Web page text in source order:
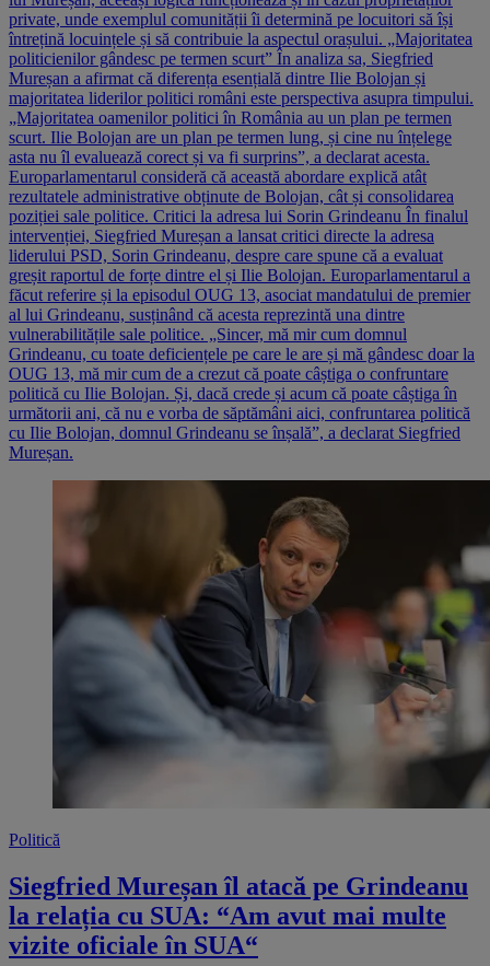
private, unde exemplul comunității îi determină pe locuitori să își
întrețină locuințele și să contribuie la aspectul orașului. „Majoritatea
politicienilor gândesc pe termen scurt” În analiza sa, Siegfried
Mureșan a afirmat că diferența esențială dintre Ilie Bolojan și
majoritatea liderilor politici români este perspectiva asupra timpului.
„Majoritatea oamenilor politici în România au un plan pe termen
scurt. Ilie Bolojan are un plan pe termen lung, și cine nu înțelege
asta nu îl evaluează corect și va fi surprins”, a declarat acesta.
Europarlamentarul consideră că această abordare explică atât
rezultatele administrative obținute de Bolojan, cât și consolidarea
poziției sale politice. Critici la adresa lui Sorin Grindeanu În finalul
intervenției, Siegfried Mureșan a lansat critici directe la adresa
liderului PSD, Sorin Grindeanu, despre care spune că a evaluat
greșit raportul de forțe dintre el și Ilie Bolojan. Europarlamentarul a
făcut referire și la episodul OUG 13, asociat mandatului de premier
al lui Grindeanu, susținând că acesta reprezintă una dintre
vulnerabilitățile sale politice. „Sincer, mă mir cum domnul
Grindeanu, cu toate deficiențele pe care le are și mă gândesc doar la
OUG 13, mă mir cum de a crezut că poate câștiga o confruntare
politică cu Ilie Bolojan. Și, dacă crede și acum că poate câștiga în
următorii ani, că nu e vorba de săptămâni aici, confruntarea politică
cu Ilie Bolojan, domnul Grindeanu se înșală”, a declarat Siegfried
Mureșan.
Politică
Siegfried Mureșan îl atacă pe Grindeanu
la relația cu SUA: “Am avut mai multe
vizite oficiale în SUA“